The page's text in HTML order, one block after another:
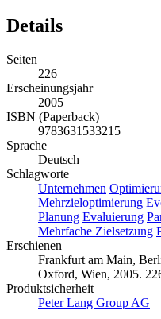
Details
Seiten
226
Erscheinungsjahr
2005
ISBN (Paperback)
9783631533215
Sprache
Deutsch
Schlagworte
Unternehmen
Mehrzieloptimierung
Planung Evaluierung
Mehrfache Zielsetzung
Erschienen
Frankfurt am Main,
Oxford, Wien, 2005.
Produktsicherheit
Peter Lang Group AG